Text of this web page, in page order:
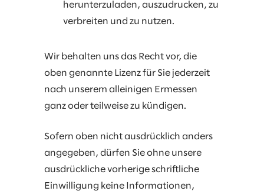
herunterzuladen, auszudrucken, zu
verbreiten und zu nutzen.
Wir behalten uns das Recht vor, die
oben genannte Lizenz für Sie jederzeit
nach unserem alleinigen Ermessen
ganz oder teilweise zu kündigen.
Sofern oben nicht ausdrücklich anders
angegeben, dürfen Sie ohne unsere
ausdrückliche vorherige schriftliche
Einwilligung keine Informationen,